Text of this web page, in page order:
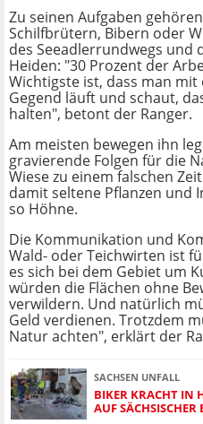
Zu seinen Aufgaben
Schilfbrütern, Bibern oder
des Seeadlerrundwegs und
Heiden: "30 Prozent der
Wichtigste ist, dass man
Gegend läuft und schaut,
halten", betont der Ranger.
Am meisten bewegen ihn
gravierende Folgen für die
Wiese zu einem falschen
damit seltene Pflanzen und
so Höhne.
Die Kommunikation und
Wald- oder Teichwirten ist
es sich bei dem Gebiet um
würden die Flächen ohne
verwildern. Und natürlich
Geld verdienen. Trotzdem
Natur achten", erklärt der
SACHSEN UNFALL
BIKER KRACHT IN
AUF SÄCHSISCHER